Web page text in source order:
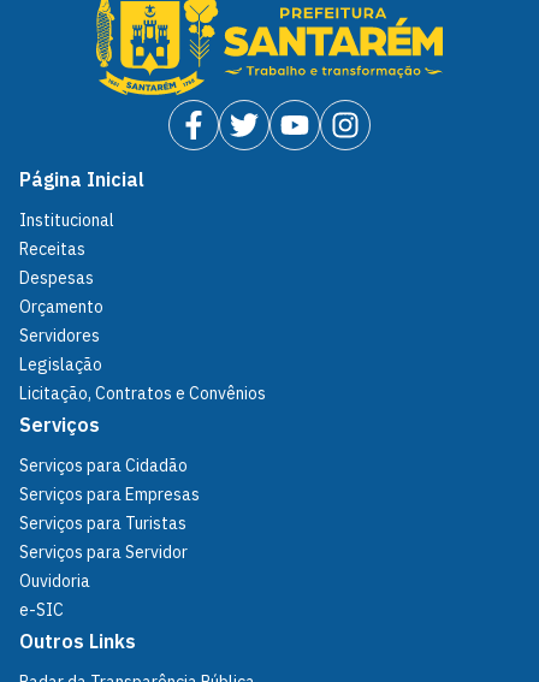
Página Inicial
Institucional
Receitas
Despesas
Orçamento
Servidores
Legislação
Licitação, Contratos e Convênios
Serviços
Serviços para Cidadão
Serviços para Empresas
Serviços para Turistas
Serviços para Servidor
Ouvidoria
e-SIC
Outros Links